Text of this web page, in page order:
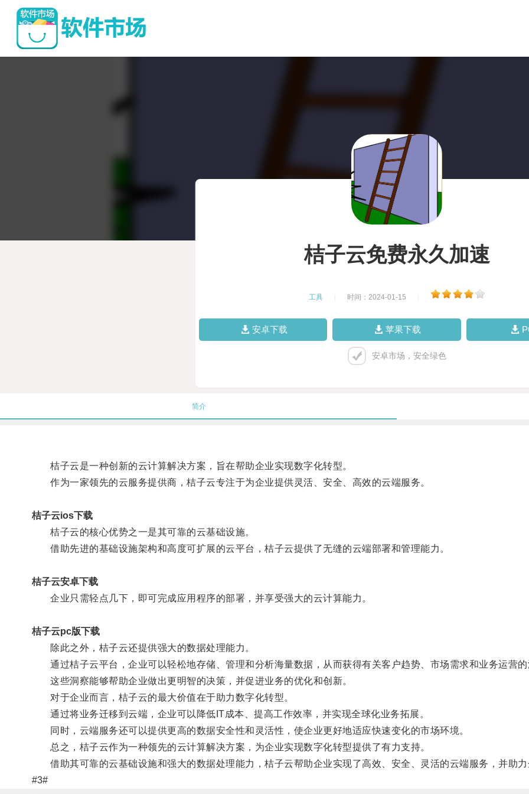
桔子云免费永久加速
工具 时间：2024-01-15
安卓下载 苹果下载
安卓市场，安全绿色
简介
桔子云是一种创新的云计算解决方案，旨在帮助企业实现数字化转型。
作为一家领先的云服务提供商，桔子云专注于为企业提供灵活、安全、高效的云端服务。
桔子云ios下载
桔子云的核心优势之一是其可靠的云基础设施。
借助先进的基础设施架构和高度可扩展的云平台，桔子云提供了无缝的云端部署和管理能力。
桔子云安卓下载
企业只需轻点几下，即可完成应用程序的部署，并享受强大的云计算能力。
桔子云pc版下载
除此之外，桔子云还提供强大的数据处理能力。
通过桔子云平台，企业可以轻松地存储、管理和分析海量数据，从而获得有关客户趋势、市场需求和业务运营的
这些洞察能够帮助企业做出更明智的决策，并促进业务的优化和创新。
对于企业而言，桔子云的最大价值在于助力数字化转型。
通过将业务迁移到云端，企业可以降低IT成本、提高工作效率，并实现全球化业务拓展。
同时，云端服务还可以提供更高的数据安全性和灵活性，使企业更好地适应快速变化的市场环境。
总之，桔子云作为一种领先的云计算解决方案，为企业实现数字化转型提供了有力支持。
借助其可靠的云基础设施和强大的数据处理能力，桔子云帮助企业实现了高效、安全、灵活的云端服务，并助力
#3#